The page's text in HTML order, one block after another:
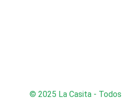
© 2025 La Casita -